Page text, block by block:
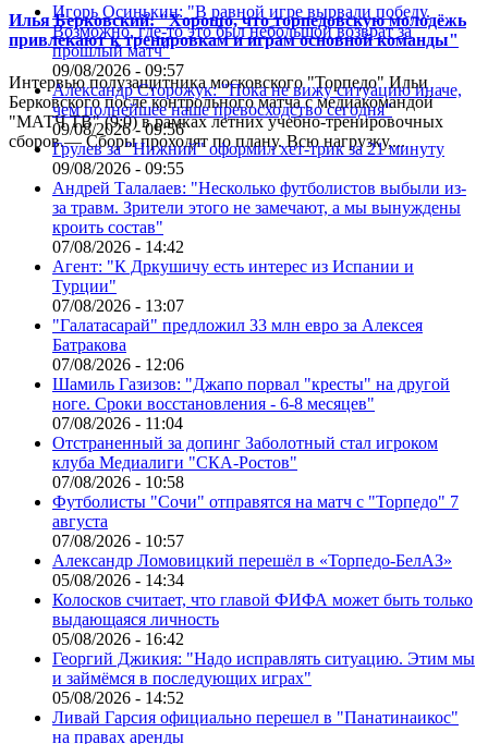
Илья Берковский: "Хорошо, что торпедовскую молодёжь
привлекают к тренировкам и играм основной команды"
Интервью полузащитника московского "Торпедо" Ильи
Берковского после контрольного матча с медиакомандой
"МАТЧ ТВ" (9:0) в рамках летних учебно-тренировочных
сборов.— Сборы проходят по плану. Всю нагрузку,...
Игорь Осинькин: "В равной игре вырвали победу.
Возможно, где-то это был небольшой возврат за
прошлый матч"
09/08/2026 - 09:57
Александр Сторожук: "Пока не вижу ситуацию иначе,
чем полнейшее наше превосходство сегодня"
09/08/2026 - 09:56
Грулев за "Нижний" оформил хет-трик за 21 минуту
09/08/2026 - 09:55
Андрей Талалаев: "Несколько футболистов выбыли из-
за травм. Зрители этого не замечают, а мы вынуждены
кроить состав"
07/08/2026 - 14:42
Агент: "К Дркушичу есть интерес из Испании и
Турции"
07/08/2026 - 13:07
"Галатасарай" предложил 33 млн евро за Алексея
Батракова
07/08/2026 - 12:06
Шамиль Газизов: "Джапо порвал "кресты" на другой
ноге. Сроки восстановления - 6-8 месяцев"
07/08/2026 - 11:04
Отстраненный за допинг Заболотный стал игроком
клуба Медиалиги "СКА-Ростов"
07/08/2026 - 10:58
Футболисты "Сочи" отправятся на матч с "Торпедо" 7
августа
07/08/2026 - 10:57
Александр Ломовицкий перешёл в «Торпедо-БелАЗ»
05/08/2026 - 14:34
Колосков считает, что главой ФИФА может быть только
выдающаяся личность
05/08/2026 - 16:42
Георгий Джикия: "Надо исправлять ситуацию. Этим мы
и займёмся в последующих играх"
05/08/2026 - 14:52
Ливай Гарсия официально перешел в "Панатинаикос"
на правах аренды